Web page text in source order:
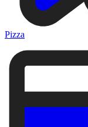
Pizza